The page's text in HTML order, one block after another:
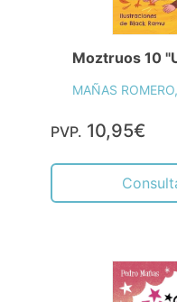
Moztruos 10
MAÑAS
PVP. 10,95€